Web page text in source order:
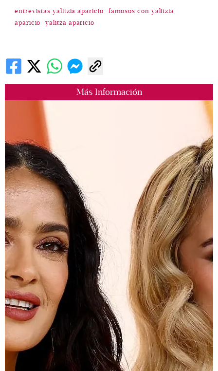
Más Información
entrevistas yalitzia aparicio
famosos con yalitzia
aparicio
yalitza aparicio